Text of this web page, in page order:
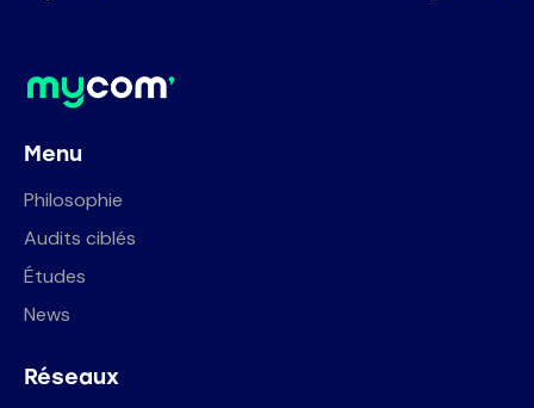
Menu
Philosophie
Audits ciblés
Études
News
Réseaux